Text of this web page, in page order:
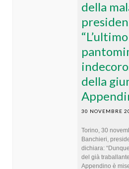
della
della
30 NOVEMBRE
Torino, 30
Banchieri,
dichiara:
del già
Appendino è